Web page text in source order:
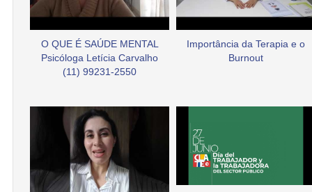
O QUE É SAÚDE MENTAL
Psicóloga Letícia Carvalho
(11) 99231-2550
Importância da Terapia e o
Burnout